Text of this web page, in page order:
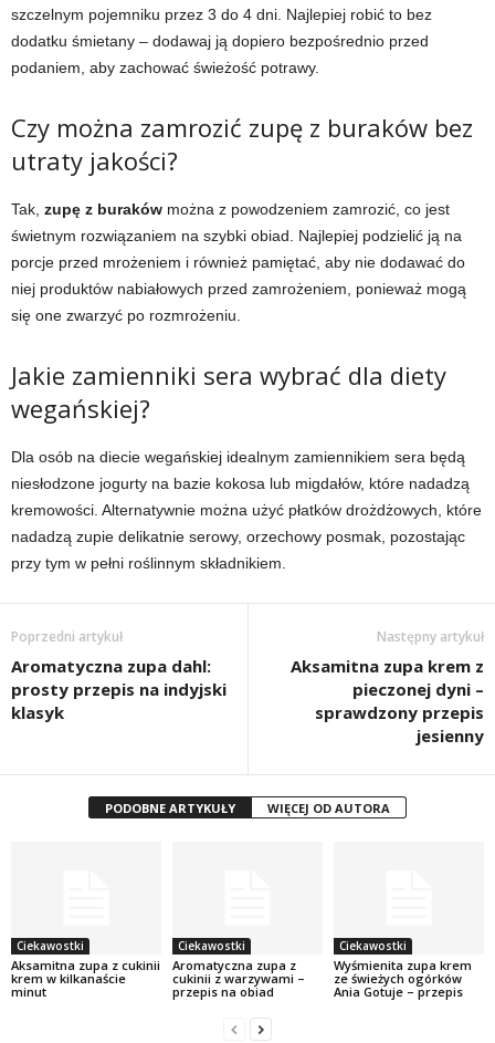
szczelnym pojemniku przez 3 do 4 dni. Najlepiej robić to bez
dodatku śmietany – dodawaj ją dopiero bezpośrednio przed
podaniem, aby zachować świeżość potrawy.
Czy można zamrozić zupę z buraków bez
utraty jakości?
Tak, zupę z buraków można z powodzeniem zamrozić, co jest
świetnym rozwiązaniem na szybki obiad. Najlepiej podzielić ją na
porcje przed mrożeniem i również pamiętać, aby nie dodawać do
niej produktów nabiałowych przed zamrożeniem, ponieważ mogą
się one zwarzyć po rozmrożeniu.
Jakie zamienniki sera wybrać dla diety
wegańskiej?
Dla osób na diecie wegańskiej idealnym zamiennikiem sera będą
niesłodzone jogurty na bazie kokosa lub migdałów, które nadadzą
kremowości. Alternatywnie można użyć płatków drożdżowych, które
nadadzą zupie delikatnie serowy, orzechowy posmak, pozostając
przy tym w pełni roślinnym składnikiem.
Poprzedni artykuł
Aromatyczna zupa dahl:
prosty przepis na indyjski
klasyk
Następny artykuł
Aksamitna zupa krem z
pieczonej dyni –
sprawdzony przepis
jesienny
PODOBNE ARTYKUŁY WIĘCEJ OD AUTORA
Ciekawostki
Aksamitna zupa z cukinii
krem w kilkanaście
minut
Ciekawostki
Aromatyczna zupa z
cukinii z warzywami –
przepis na obiad
Ciekawostki
Wyśmienita zupa krem
ze świeżych ogórków
Ania Gotuje – przepis